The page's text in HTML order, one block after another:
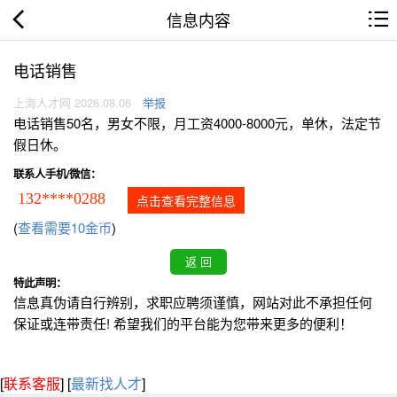
信息内容
电话销售
上海人才网 2026.08.06 举报
电话销售50名，男女不限，月工资4000-8000元，单休，法定节
假日休。
联系人手机/微信：
132****0288 点击查看完整信息
(查看需要10金币)
特此声明：
信息真伪请自行辨别，求职应聘须谨慎，网站对此不承担任何
保证或连带责任! 希望我们的平台能为您带来更多的便利！
[联系客服] [最新找人才]